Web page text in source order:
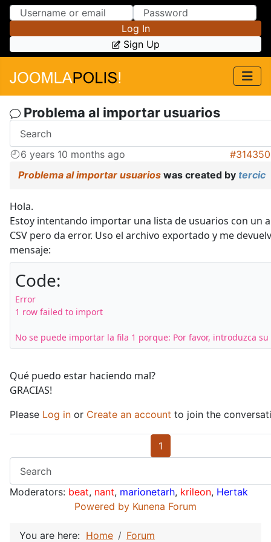
Skip to Content
Skip to Menu
Log In
Sign Up
Problema al importar usuarios
6 years 10 months ago #314350
Problema al importar usuarios was created by tercic
Hola.
Estoy intentando importar una lista de usuarios con un
CSV pero da error. Uso el archivo exportado y me
mensaje:
Code:
Error
1 row failed to import
No se puede importar la fila 1 porque: Por favor, introduzca
Qué puedo estar haciendo mal?
GRACIAS!
Please Log in or Create an account to join the
1
Moderators: beat, nant, marionetarh, krileon, Hertak
Powered by Kunena Forum
You are here: Home Forum